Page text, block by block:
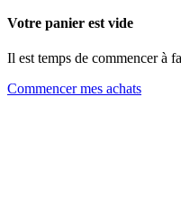
Votre panier est vide
Il est temps de commencer à
Commencer mes achats